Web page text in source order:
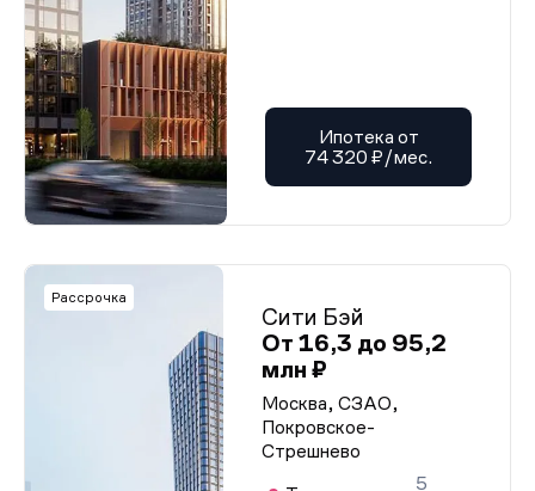
Ипотека от
74 320 ₽/мес.
Рассрочка
Сити Бэй
От 16,3 до 95,2
млн ₽
Москва, СЗАО,
Покровское-
Стрешнево
5